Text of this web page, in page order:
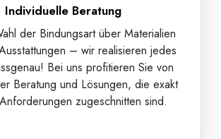
Individuelle Beratung
der Bindungsart über Materialien
– wir realisieren jedes
Bei uns profitieren Sie von
Beratung und Lösungen, die exakt
zugeschnitten sind.